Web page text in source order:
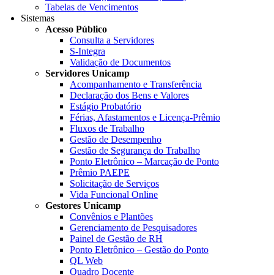
Tabelas de Vencimentos
Sistemas
Acesso Público
Consulta a Servidores
S-Integra
Validação de Documentos
Servidores Unicamp
Acompanhamento e Transferência
Declaração dos Bens e Valores
Estágio Probatório
Férias, Afastamentos e Licença-Prêmio
Fluxos de Trabalho
Gestão de Desempenho
Gestão de Segurança do Trabalho
Ponto Eletrônico – Marcação de Ponto
Prêmio PAEPE
Solicitação de Serviços
Vida Funcional Online
Gestores Unicamp
Convênios e Plantões
Gerenciamento de Pesquisadores
Painel de Gestão de RH
Ponto Eletrônico – Gestão do Ponto
QL Web
Quadro Docente